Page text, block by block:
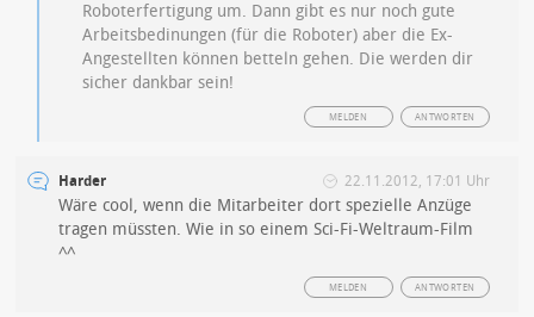
Roboterfertigung um. Dann gibt es nur noch gute
Arbeitsbedinungen (für die Roboter) aber die Ex-
Angestellten können betteln gehen. Die werden dir
sicher dankbar sein!
ANTWORTEN
MELDEN
Harder 22.11.2012, 17:01 Uhr
Wäre cool, wenn die Mitarbeiter dort spezielle Anzüge
tragen müssten. Wie in so einem Sci-Fi-Weltraum-Film
^^
ANTWORTEN
MELDEN